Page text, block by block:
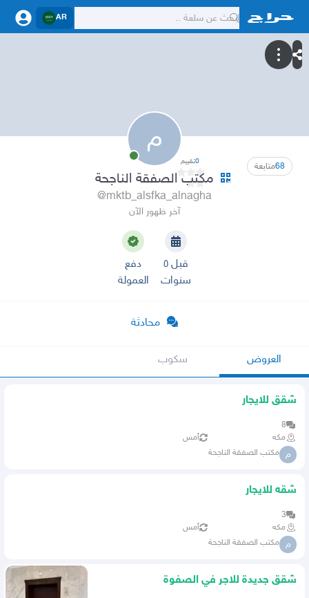
AR
م
68متابعة 0تقييم
مكتب الصفقة الناجحة
@mktb_alsfka_alnagha
آخر ظهور الآن
قبل ٥
سنوات
دفع
العمولة
محادثة
العروض سكوب
شقق للايجار
8
مكه
أمس
م مكتب الصفقة الناجحة
شقه للايجار
3
مكه
أمس
م مكتب الصفقة الناجحة
شقق جديدة للاجر في الصفوة